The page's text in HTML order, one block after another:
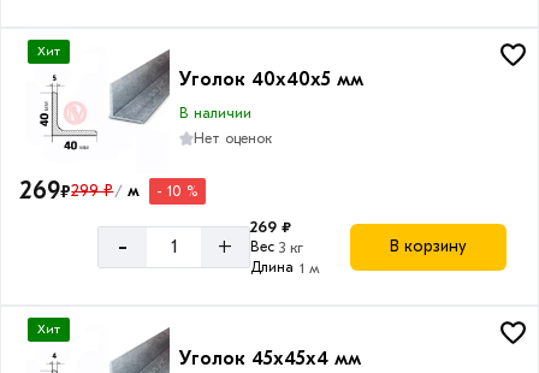
Хит
Уголок 40х40х5 мм
В наличии
Нет оценок
269₽299 ₽/ м - 10 %
- +
269 ₽
Вес 3 кг
Длина 1 м
В корзину
Хит
Уголок 45х45х4 мм